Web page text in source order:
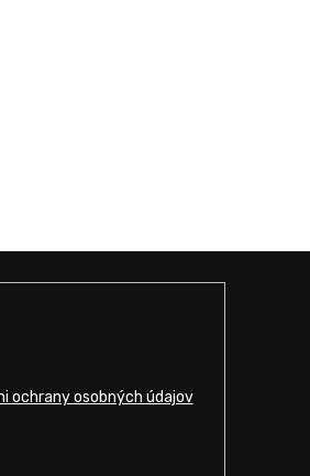
ochrany osobných údajov.